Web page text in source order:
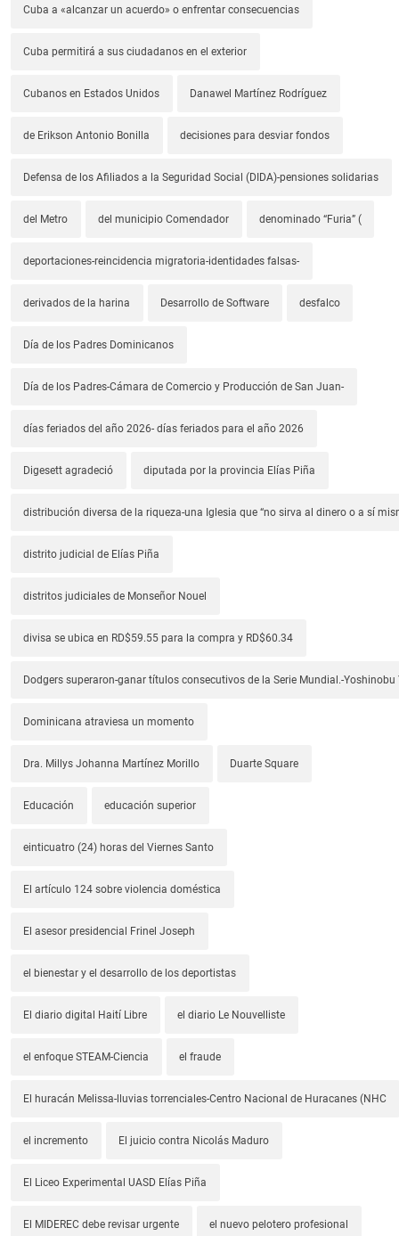
Cuba a «alcanzar un acuerdo» o enfrentar consecuencias
Cuba permitirá a sus ciudadanos en el exterior
Cubanos en Estados Unidos Danawel Martínez Rodríguez
de Erikson Antonio Bonilla decisiones para desviar fondos
Defensa de los Afiliados a la Seguridad Social (DIDA)-pensiones solidarias
del Metro del municipio Comendador denominado “Furia” (
deportaciones-reincidencia migratoria-identidades falsas-
derivados de la harina Desarrollo de Software desfalco
Día de los Padres Dominicanos
Día de los Padres-Cámara de Comercio y Producción de San Juan-
días feriados del año 2026- días feriados para el año 2026
Digesett agradeció diputada por la provincia Elías Piña
distribución diversa de la riqueza-una Iglesia que “no sirva al dinero o a sí
distrito judicial de Elías Piña
distritos judiciales de Monseñor Nouel
divisa se ubica en RD$59.55 para la compra y RD$60.34
Dodgers superaron-ganar títulos consecutivos de la Serie Mundial.-
Dominicana atraviesa un momento
Dra. Millys Johanna Martínez Morillo Duarte Square
Educación educación superior
einticuatro (24) horas del Viernes Santo
El artículo 124 sobre violencia doméstica
El asesor presidencial Frinel Joseph
el bienestar y el desarrollo de los deportistas
El diario digital Haití Libre el diario Le Nouvelliste
el enfoque STEAM-Ciencia el fraude
El huracán Melissa-lluvias torrenciales-Centro Nacional de Huracanes (NHC
el incremento El juicio contra Nicolás Maduro
El Liceo Experimental UASD Elías Piña
El MIDEREC debe revisar urgente el nuevo pelotero profesional